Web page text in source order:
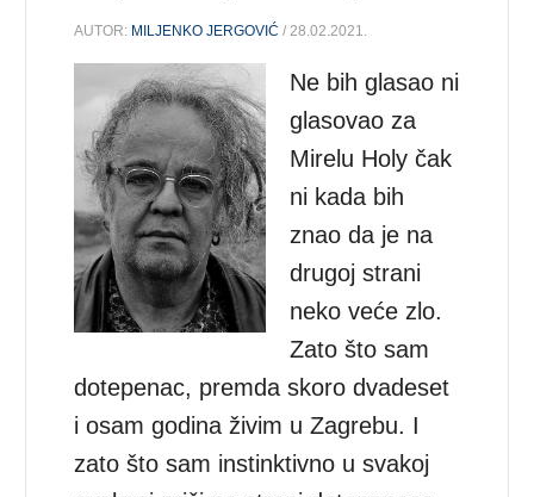
AUTOR: MILJENKO JERGOVIĆ / 28.02.2021.
Ne bih glasao ni
glasovao za
Mirelu Holy čak
ni kada bih
znao da je na
drugoj strani
neko veće zlo.
Zato što sam
dotepenac, premda skoro dvadeset
i osam godina živim u Zagrebu. I
zato što sam instinktivno u svakoj